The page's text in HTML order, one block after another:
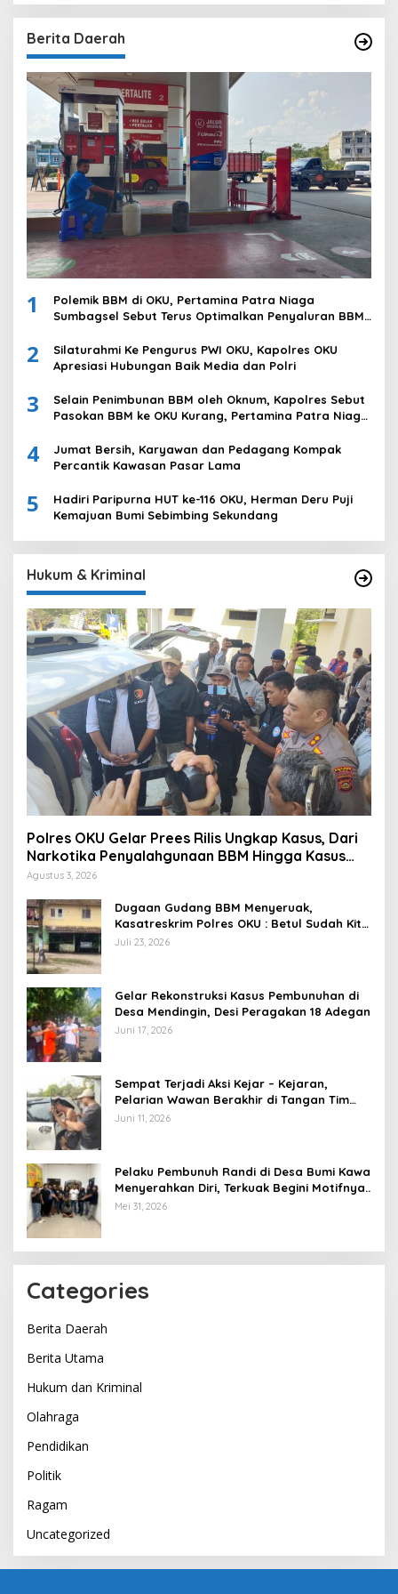
Berita Daerah
1
Polemik BBM di OKU, Pertamina Patra Niaga
Sumbagsel Sebut Terus Optimalkan Penyaluran BBM
Komering Ulu
2
Silaturahmi Ke Pengurus PWI OKU, Kapolres OKU
Apresiasi Hubungan Baik Media dan Polri
3
Selain Penimbunan BBM oleh Oknum, Kapolres Sebut
Pasokan BBM ke OKU Kurang, Pertamina Patra Niaga
4
Jumat Bersih, Karyawan dan Pedagang Kompak
Percantik Kawasan Pasar Lama
5
Hadiri Paripurna HUT ke-116 OKU, Herman Deru Puji
Kemajuan Bumi Sebimbing Sekundang
Hukum & Kriminal
Polres OKU Gelar Prees Rilis Ungkap Kasus, Dari
Narkotika Penyalahgunaan BBM Hingga Kasus
Korupsi
Agustus 3, 2026
Dugaan Gudang BBM Menyeruak,
Kasatreskrim Polres OKU : Betul Sudah Kita
Pasang Police Line
Juli 23, 2026
Gelar Rekonstruksi Kasus Pembunuhan di
Desa Mendingin, Desi Peragakan 18 Adegan
Juni 17, 2026
Sempat Terjadi Aksi Kejar – Kejaran,
Pelarian Wawan Berakhir di Tangan Tim
Opsnal Polsek Lubuk Batang, Kaki
Juni 11, 2026
Pelaku Pembunuh Randi di Desa Bumi Kawa
Menyerahkan Diri, Terkuak Begini Motifnya..
Mei 31, 2026
Categories
Berita Daerah
Berita Utama
Hukum dan Kriminal
Olahraga
Pendidikan
Politik
Ragam
Uncategorized